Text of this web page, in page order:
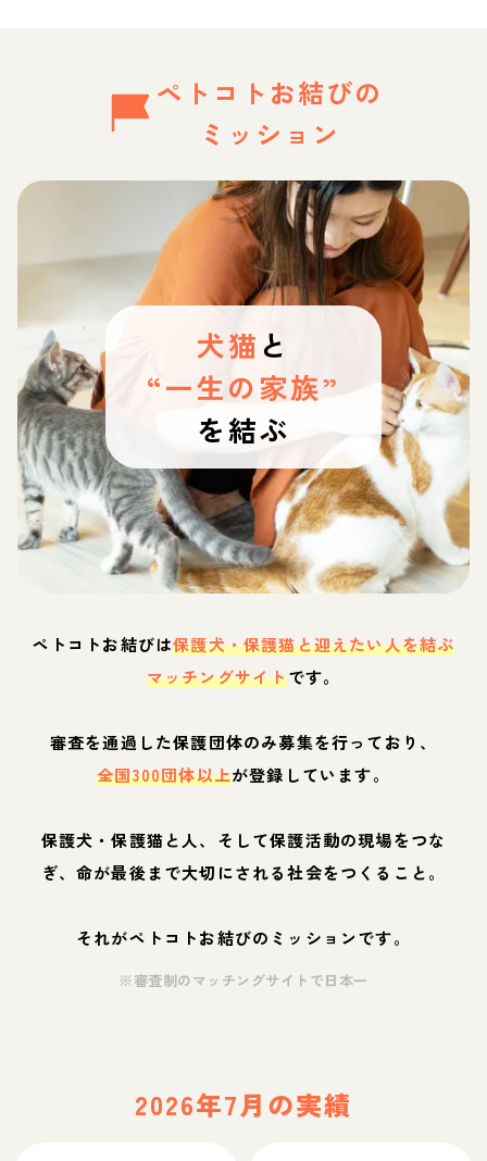
ペトコトお結びの
ミッション
犬猫 と
“一生の家族”
を結ぶ
ペトコトお結びは保護犬・保護猫と迎えたい人を結ぶ
マッチングサイトです。
審査を通過した保護団体のみ募集を行っており、
全国300団体以上が登録しています。
保護犬・保護猫と人、そして保護活動の現場をつな
ぎ、命が最後まで大切にされる社会をつくること。
それがペトコトお結びのミッションです。
※審査制のマッチングサイトで日本一
2026年7月の実績